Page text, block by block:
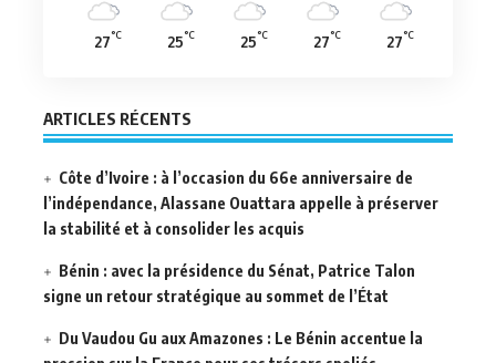
27°C 25°C 25°C 27°C 27°C
ARTICLES RÉCENTS
Côte d’Ivoire : à l’occasion du 66e anniversaire de
l’indépendance, Alassane Ouattara appelle à préserver
la stabilité et à consolider les acquis
Bénin : avec la présidence du Sénat, Patrice Talon
signe un retour stratégique au sommet de l’État
Du Vaudou Gu aux Amazones : Le Bénin accentue la